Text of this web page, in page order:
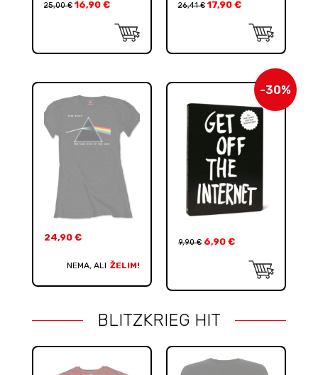
25,00€ 16,90 € 26,41€ 17,90 €
24,90 €
NEMA, ALI ŽELIM!
-30%
9,90€ 6,90 €
BLITZKRIEG HIT